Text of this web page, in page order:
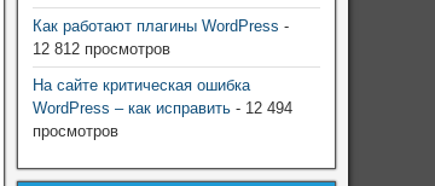
Как работают плагины WordPress -
12 812 просмотров
На сайте критическая ошибка
WordPress – как исправить - 12 494
просмотров